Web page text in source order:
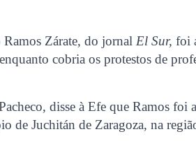
Zárate, do jornal El Sur, foi
cobria os protestos de
disse à Efe que Ramos foi
de Juchitán de Zaragoza, na